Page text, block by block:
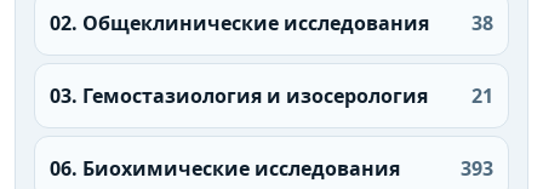
02. Общеклинические исследования 38
03. Гемостазиология и изосерология 21
06. Биохимические исследования 393